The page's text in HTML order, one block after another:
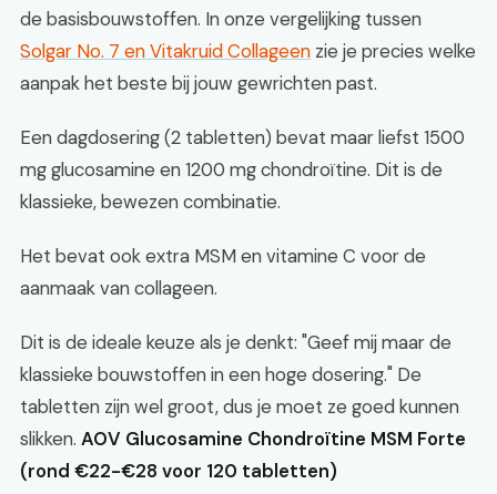
de basisbouwstoffen. In onze vergelijking tussen
Solgar No. 7 en Vitakruid Collageen zie je precies welke
aanpak het beste bij jouw gewrichten past.
Een dagdosering (2 tabletten) bevat maar liefst 1500
mg glucosamine en 1200 mg chondroïtine. Dit is de
klassieke, bewezen combinatie.
Het bevat ook extra MSM en vitamine C voor de
aanmaak van collageen.
Dit is de ideale keuze als je denkt: "Geef mij maar de
klassieke bouwstoffen in een hoge dosering." De
tabletten zijn wel groot, dus je moet ze goed kunnen
slikken. AOV Glucosamine Chondroïtine MSM Forte
(rond €22-€28 voor 120 tabletten)